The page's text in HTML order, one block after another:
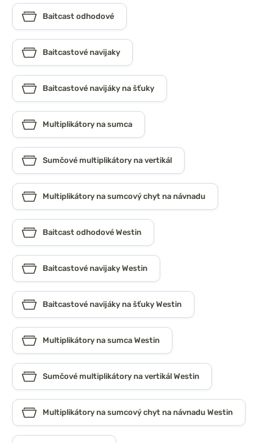
Baitcast odhodové
Baitcastové navijaky
Baitcastové navijáky na šťuky
Multiplikátory na sumca
Sumčové multiplikátory na vertikál
Multiplikátory na sumcový chyt na návnadu
Baitcast odhodové Westin
Baitcastové navijaky Westin
Baitcastové navijáky na šťuky Westin
Multiplikátory na sumca Westin
Sumčové multiplikátory na vertikál Westin
Multiplikátory na sumcový chyt na návnadu Westin